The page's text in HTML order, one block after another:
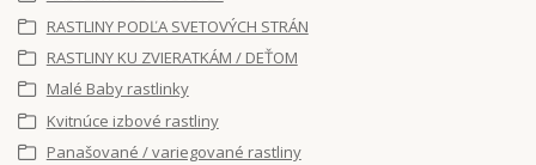
RASTLINY PODĽA SVETOVÝCH STRÁN
RASTLINY KU ZVIERATKÁM / DEŤOM
Malé Baby rastlinky
Kvitnúce izbové rastliny
Panašované / variegované rastliny